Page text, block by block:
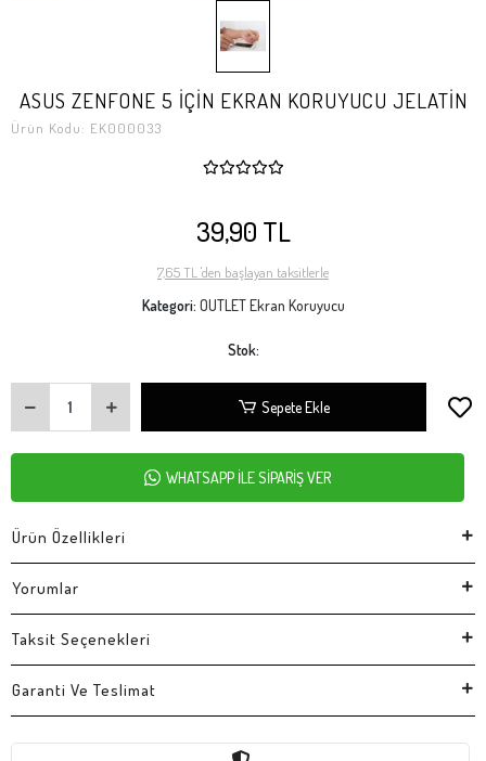
ASUS ZENFONE 5 İÇİN EKRAN KORUYUCU JELATİN
Ürün Kodu: EK000033
39,90 TL
7,65 TL 'den başlayan taksitlerle
Kategori: OUTLET Ekran Koruyucu
Stok:
Sepete Ekle
WHATSAPP İLE SİPARİŞ VER
Ürün Özellikleri
Yorumlar
Taksit Seçenekleri
Garanti Ve Teslimat